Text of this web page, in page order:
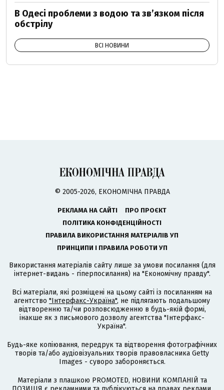
В Одесі проблеми з водою та звʼязком після
обстрілу
ВСІ НОВИНИ
© 2005-2026, ЕКОНОМІЧНА ПРАВДА
РЕКЛАМА НА САЙТІ
ПРО ПРОЄКТ
ПОЛІТИКА КОНФІДЕНЦІЙНОСТІ
ПРАВИЛА ВИКОРИСТАННЯ МАТЕРІАЛІВ УП
ПРИНЦИПИ І ПРАВИЛА РОБОТИ УП
Використання матеріалів сайту лише за умови посилання (для
інтернет-видань - гіперпосилання) на "Економічну правду".
Всі матеріали, які розміщені на цьому сайті із посиланням на
агентство "Інтерфакс-Україна", не підлягають подальшому
відтворенню та/чи розповсюдженню в будь-якій формі,
інакше як з письмового дозволу агентства "Інтерфакс-
Україна".
Будь-яке копіювання, передрук та відтворення фотографічних
творів та/або аудіовізуальних творів правовласника Getty
Images - суворо забороняється.
Матеріали з плашкою PROMOTED, НОВИНИ КОМПАНІЙ та